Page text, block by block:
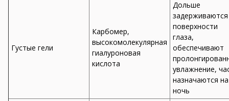
Густые гели
Карбомер,
высокомолекулярная
гиалуроновая
кислота
Дольше
поверхности
глаза,
обеспечивают
увлажнение,
назначаются на
ночь